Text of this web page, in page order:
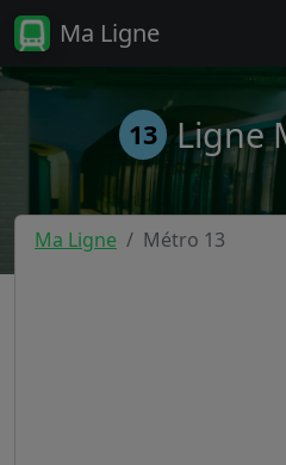
Ma Ligne
13 Ligne
Ma Ligne Métro 13